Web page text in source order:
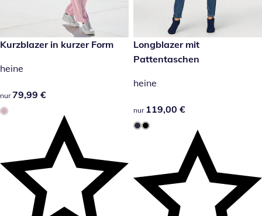
79,99 €
Kurzblazer in kurzer Form
heine
79,99 €
nur 79,99 €
119,00 €
Longblazer mit
Pattentaschen
heine
119,00 €
nur 119,00 €